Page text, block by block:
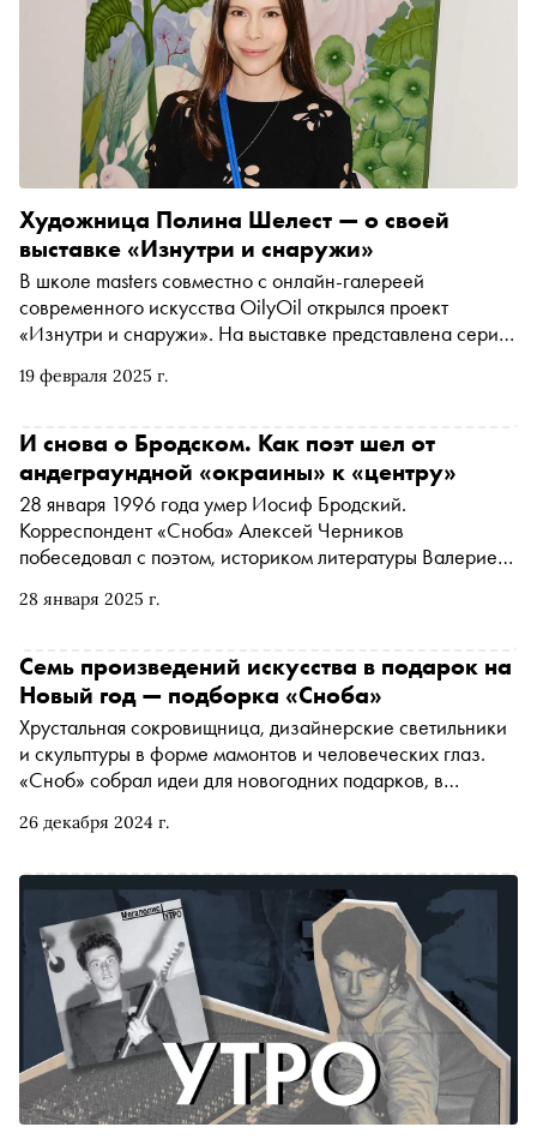
экспорт, и легко ли налаживать быт в самом загадочном
и эфемерном городе мира
19 февраля 2025 г.
Художница Полина Шелест — о своей
выставке «Изнутри и снаружи»
В школе masters совместно с онлайн-галереей
современного искусства OilyOil открылся проект
«Изнутри и снаружи». На выставке представлена серия
переживаниях, открытиях и выводах в опыте познания
28 января 2025 г.
И снова о Бродском. Как поэт шел от
андеграундной «окраины» к «центру»
28 января 1996 года умер Иосиф Бродский.
Корреспондент «Сноба» Алексей Черников
побеседовал с поэтом, историком литературы Валерием
андеграундность и мейнстримность, почему он
американской «языковой школе» и концептуалистам,
какие поэты 1960-1980-х не уступают ему, хоть и
остаются в тени его биографии, и как правильно читать
его стихи «На независимость Украины».
26 декабря 2024 г.
Семь произведений искусства в подарок на
Новый год — подборка «Сноба»
Хрустальная сокровищница, дизайнерские светильники
и скульптуры в форме мамонтов и человеческих глаз.
«Сноб» собрал идеи для новогодних подарков, в
метафизический намек»